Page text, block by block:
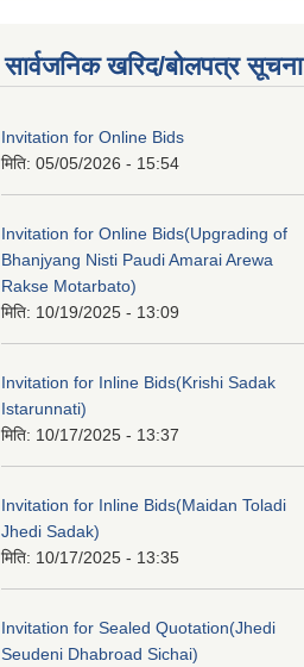
सार्वजनिक खरिद/बोलपत्र सूचना
Invitation for Online Bids
मिति: 05/05/2026 - 15:54
Invitation for Online Bids(Upgrading of
Bhanjyang Nisti Paudi Amarai Arewa
Rakse Motarbato)
मिति: 10/19/2025 - 13:09
Invitation for Inline Bids(Krishi Sadak
Istarunnati)
मिति: 10/17/2025 - 13:37
Invitation for Inline Bids(Maidan Toladi
Jhedi Sadak)
मिति: 10/17/2025 - 13:35
Invitation for Sealed Quotation(Jhedi
Seudeni Dhabroad Sichai)